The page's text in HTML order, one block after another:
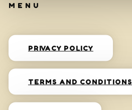
PRIVACY POLICY
TERMS AND CONDITIONS